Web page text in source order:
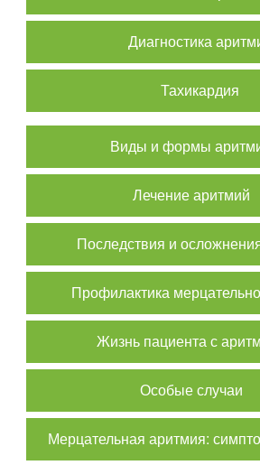
Диагностика
Тахикардия
Виды и формы
Лечение аритмий
Последствия и
Профилактика
Жизнь пациента с
Особые случаи
Мерцательная аритмия: